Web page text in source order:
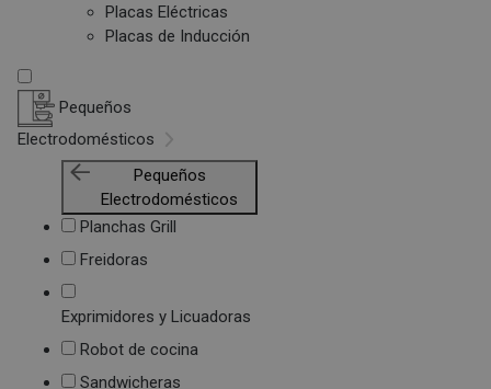
Placas Eléctricas
Placas de Inducción
Pequeños
Electrodomésticos
Pequeños
Electrodomésticos
Planchas Grill
Freidoras
Exprimidores y Licuadoras
Robot de cocina
Sandwicheras